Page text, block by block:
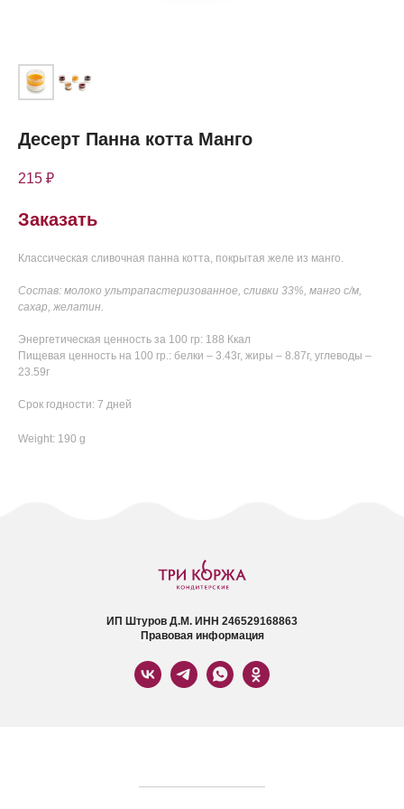
Десерт Панна котта Манго
215 ₽
Заказать
Классическая сливочная панна котта, покрытая желе из манго.
Состав: молоко ультрапастеризованное, сливки 33%, манго с/м,
сахар, желатин.
Энергетическая ценность за 100 гр: 188 Ккал
Пищевая ценность на 100 гр.: белки – 3.43г, жиры – 8.87г, углеводы –
23.59г
Срок годности: 7 дней
Weight: 190 g
ИП Штуров Д.М. ИНН 246529168863
Правовая информация